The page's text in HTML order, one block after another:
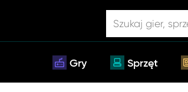
Gry Sprzęt